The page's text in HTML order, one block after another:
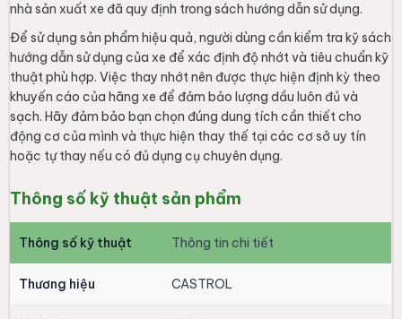
Kích thước / Dung
tích
1L
Chất liệu / Thành
phần
Dầu nhờn và phụ gia
Thông số kỹ thuật
20W40
3. Góc tư vấn & FAQ (Hỏi đáp)